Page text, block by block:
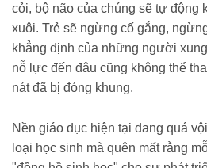
cỏi, bộ não của chúng sẽ tự động
xuôi. Trẻ sẽ ngừng cố gắng,
khẳng định của những người
nỗ lực đến đâu cũng không thể
nát đã bị đóng khung.
Nền giáo dục hiện tại đang quá
loại học sinh mà quên mất rằng